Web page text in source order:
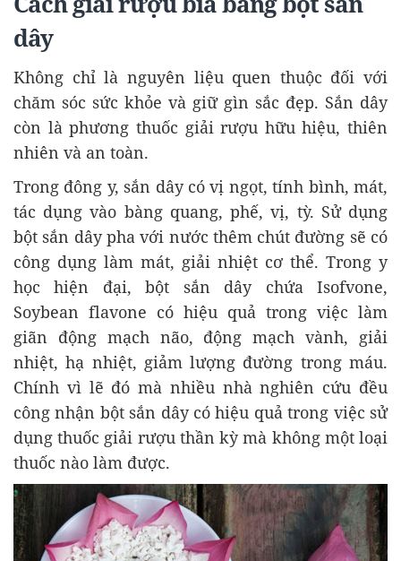
dây
Không chỉ là nguyên liệu quen thuộc đối với
chăm sóc sức khỏe và giữ gìn sắc đẹp. Sắn dây
còn là phương thuốc giải rượu hữu hiệu, thiên
nhiên và an toàn.
Trong đông y, sắn dây có vị ngọt, tính bình, mát,
tác dụng vào bàng quang, phế, vị, tỳ. Sử dụng
bột sắn dây pha với nước thêm chút đường sẽ có
công dụng làm mát, giải nhiệt cơ thể. Trong y
học hiện đại, bột sắn dây chứa Isofvone,
Soybean flavone có hiệu quả trong việc làm
giãn động mạch não, động mạch vành, giải
nhiệt, hạ nhiệt, giảm lượng đường trong máu.
Chính vì lẽ đó mà nhiều nhà nghiên cứu đều
công nhận bột sắn dây có hiệu quả trong việc sử
dụng thuốc giải rượu thần kỳ mà không một loại
thuốc nào làm được.